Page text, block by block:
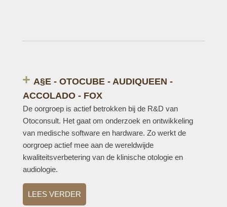
A§E - OTOCUBE - AUDIQUEEN -
ACCOLADO - FOX
De oorgroep is actief betrokken bij de R&D van
Otoconsult. Het gaat om onderzoek en ontwikkeling
van medische software en hardware. Zo werkt de
oorgroep actief mee aan de wereldwijde
kwaliteitsverbetering van de klinische otologie en
audiologie.
LEES VERDER